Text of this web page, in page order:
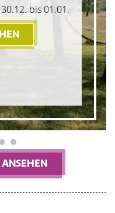
bis 01.01.
5 6